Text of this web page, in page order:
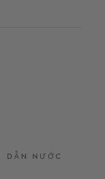
DẪN NƯỚC